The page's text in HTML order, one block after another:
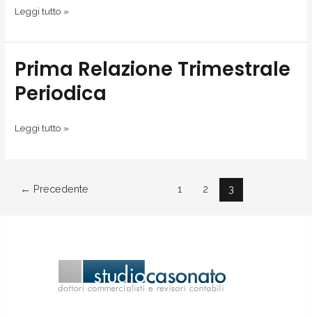
ex
61
Leggi tutto »
Prima Relazione Trimestrale
Periodica
Prima
Trimestrale
Leggi tutto »
← Precedente 1 2 3